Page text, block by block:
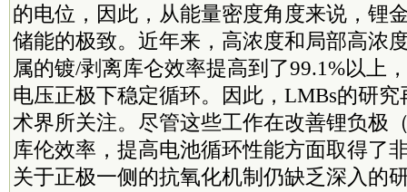
的电位，因此，从能量密度角度来说，锂
储能的极致。近年来，高浓度和局部高浓
属的镀/剥离库仑效率提高到了99.1%以上
电压正极下稳定循环。因此，LMBs的研
术界所关注。尽管这些工作在改善锂负极
库伦效率，提高电池循环性能方面取得了
关于正极一侧的抗氧化机制仍缺乏深入的